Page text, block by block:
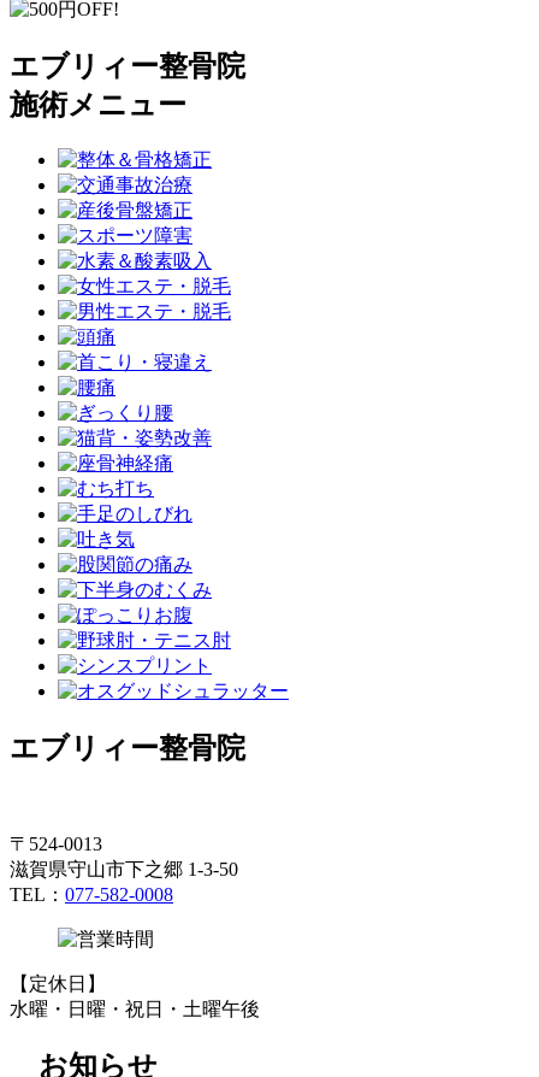
エブリィー整骨院
施術メニュー
エブリィー整骨院
〒524-0013
滋賀県守山市下之郷 1-3-50
TEL： 077-582-0008
【定休日】
水曜・日曜・祝日・土曜午後
お知らせ